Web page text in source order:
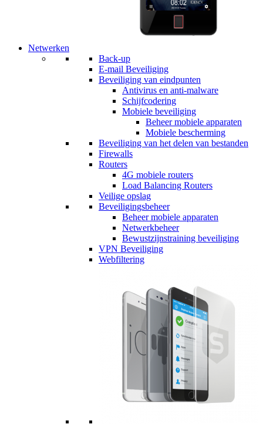
Netwerken
Back-up
E-mail Beveiliging
Beveiliging van eindpunten
Antivirus en anti-malware
Schijfcodering
Mobiele beveiliging
Beheer mobiele apparaten
Mobiele bescherming
Beveiliging van het delen van bestanden
Firewalls
Routers
4G mobiele routers
Load Balancing Routers
Veilige opslag
Beveiligingsbeheer
Beheer mobiele apparaten
Netwerkbeheer
Bewustzijnstraining beveiliging
VPN Beveiliging
Webfiltering